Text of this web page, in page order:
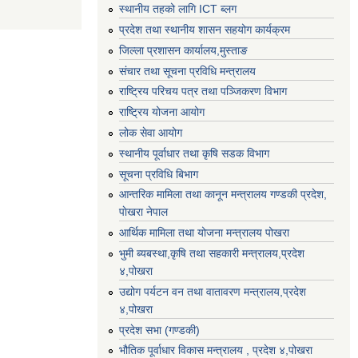
स्थानीय तहको लागि ICT ब्लग
प्रदेश तथा स्थानीय शासन सहयोग कार्यक्रम
जिल्ला प्रशासन कार्यालय,मुस्ताङ
संचार तथा सूचना प्रविधि मन्त्रालय
राष्ट्रिय परिचय पत्र तथा पञ्जिकरण विभाग
राष्ट्रिय योजना आयोग
लोक सेवा आयोग
स्थानीय पूर्वाधार तथा कृषि सडक विभाग
सूचना प्रविधि बिभाग
आन्तरिक मामिला तथा कानून मन्त्रालय गण्डकी प्रदेश,
पाेखरा नेपाल
आर्थिक मामिला तथा योजना मन्त्रालय पोखरा
भुमी ब्यबस्था,कृषि तथा सहकारी मन्त्रालय,प्रदेश
४,पोखरा
उद्योग पर्यटन वन तथा वातावरण मन्त्रालय,प्रदेश
४,पोखरा
प्रदेश सभा (गण्डकी)
भौतिक पूर्वाधार विकास मन्त्रालय , प्रदेश ४,पोखरा